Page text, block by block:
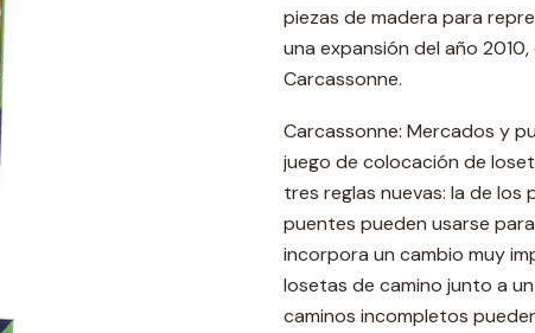
piezas de madera para
una expansión del año
Carcassonne.
Carcassonne: Mercados y
juego de colocación de
tres reglas nuevas: la de los
puentes pueden usarse
incorpora un cambio muy
losetas de camino junto a
caminos incompletos